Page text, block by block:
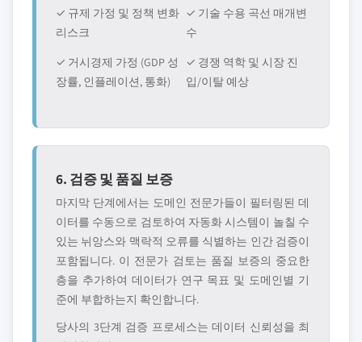
✓ 규제 가정 및 정책 변화
리스크
✓ 기술 수용 곡선 매개변
수
✓ 거시경제 가정 (GDP 성
장률, 인플레이션, 통화)
✓ 경쟁 역학 및 시장 진
입/이탈 예상
6. 검증 및 품질 보증
마지막 단계에서는 도메인 전문가들이 필터링된 데
이터를 수동으로 검토하여 자동화 시스템이 놀칠 수
있는 뉘앙스와 맥락적 오류를 식별하는 인간 검증이
포함됩니다. 이 전문가 검토는 품질 보증의 중요한
층을 추가하여 데이터가 연구 목표 및 도메인별 기
준에 부합하는지 확인합니다.
당사의 3단계 검증 프로세스는 데이터 신뢰성을 최